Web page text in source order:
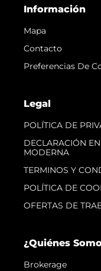
Información
Mapa
Contacto
Preferencias De
Legal
POLÍTICA DE
DECLARACIÓN
MODERNA
TERMINOS Y
POLÍTICA DE
OFERTAS DE
¿Quiénes
Brokerage